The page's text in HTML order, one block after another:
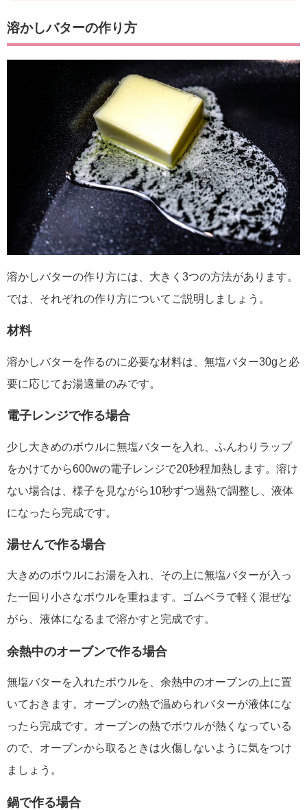
溶かしバターの作り方
溶かしバターの作り方には、大きく3つの方法があります。
では、それぞれの作り方についてご説明しましょう。
材料
溶かしバターを作るのに必要な材料は、無塩バター30gと必
要に応じてお湯適量のみです。
電子レンジで作る場合
少し大きめのボウルに無塩バターを入れ、ふんわりラップ
をかけてから600wの電子レンジで20秒程加熱します。溶け
ない場合は、様子を見ながら10秒ずつ過熱で調整し、液体
になったら完成です。
湯せんで作る場合
大きめのボウルにお湯を入れ、その上に無塩バターが入っ
た一回り小さなボウルを重ねます。ゴムベラで軽く混ぜな
がら、液体になるまで溶かすと完成です。
余熱中のオーブンで作る場合
無塩バターを入れたボウルを、余熱中のオーブンの上に置
いておきます。オーブンの熱で温められバターが液体にな
ったら完成です。オーブンの熱でボウルが熱くなっている
ので、オーブンから取るときは火傷しないように気をつけ
ましょう。
鍋で作る場合